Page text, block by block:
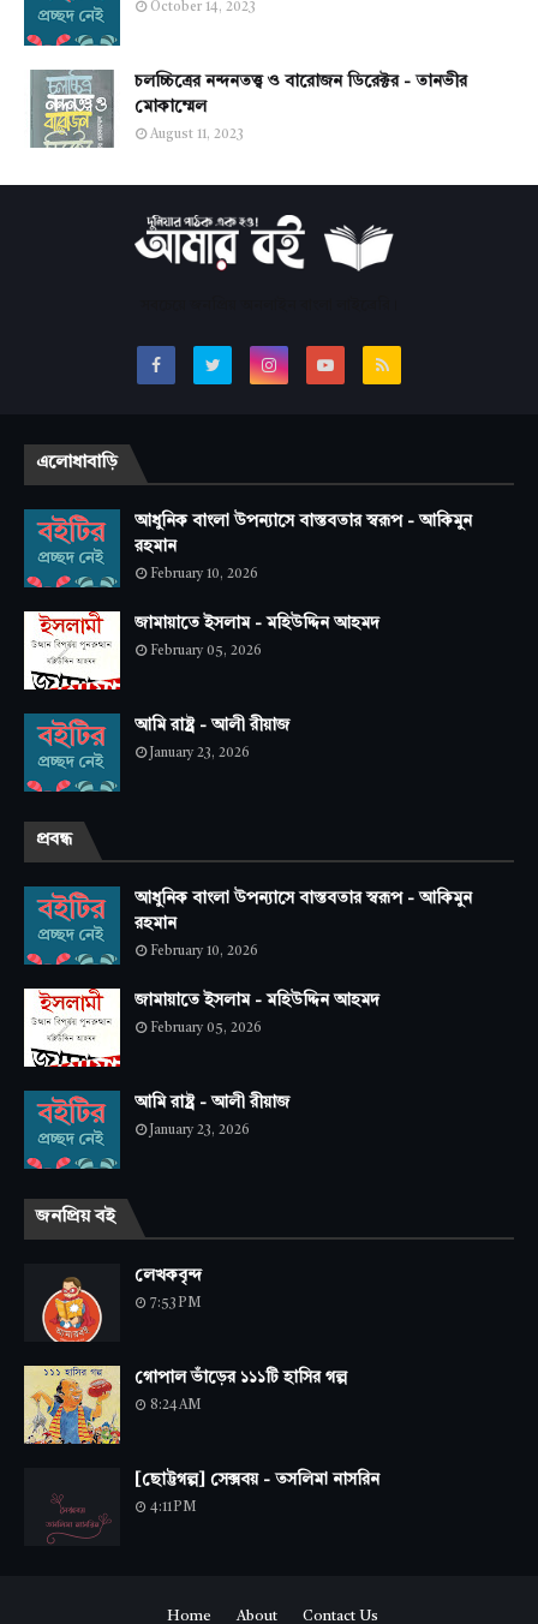
October 14, 2023
চলচ্চিত্রের নন্দনতত্ত্ব ও বারোজন ডিরেক্টর - তানভীর
মোকাম্মেল
August 11, 2023
এলোধাবাড়ি
আধুনিক বাংলা উপন্যাসে বাস্তবতার স্বরূপ - আকিমুন
রহমান
February 10, 2026
জামায়াতে ইসলাম - মহিউদ্দিন আহমদ
February 05, 2026
আমি রাষ্ট্র - আলী রীয়াজ
January 23, 2026
প্রবন্ধ
আধুনিক বাংলা উপন্যাসে বাস্তবতার স্বরূপ - আকিমুন
রহমান
February 10, 2026
জামায়াতে ইসলাম - মহিউদ্দিন আহমদ
February 05, 2026
আমি রাষ্ট্র - আলী রীয়াজ
January 23, 2026
জনপ্রিয় বই
লেখকবৃন্দ
7:53 PM
গোপাল ভাঁড়ের ১১১টি হাসির গল্প
8:24 AM
[ছোট্টগল্প] সেক্সবয় - তসলিমা নাসরিন
4:11 PM
Home About Contact Us